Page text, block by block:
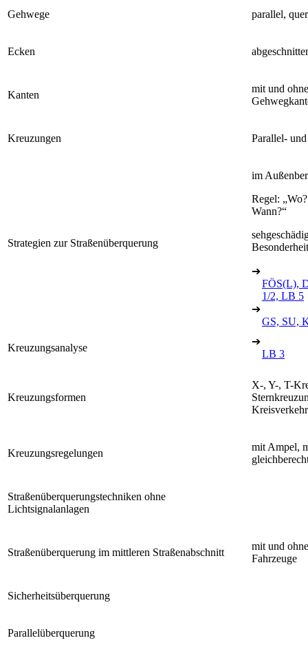
Gehwege parallel, quer
Ecken
Kanten
mit und
Kreuzungen Parallel-
Strategien zur Straßenüberquerung
im
Regel:
Wann?“
➔
FÖS(L),
1/2, LB 5
➔
GS, SU,
Kreuzungsanalyse
➔
LB 3
Kreuzungsformen
X-, Y-, T-
Kreisverkehr
Kreuzungsregelungen
mit Ampel,
Straßenüberquerungstechniken ohne
Lichtsignalanlagen
Straßenüberquerung im mittleren Straßenabschnitt
mit und
Fahrzeuge
Sicherheitsüberquerung
Parallelüberquerung